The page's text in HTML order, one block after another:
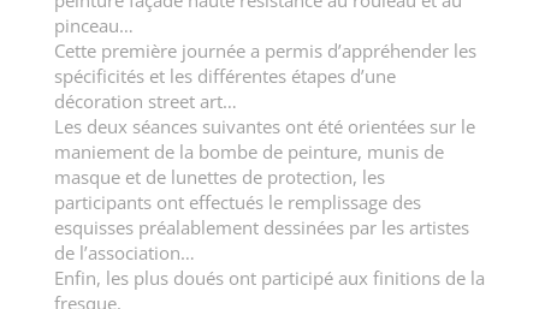
pinceau…
Cette première journée a permis d’appréhender les
spécificités et les différentes étapes d’une
décoration street art…
Les deux séances suivantes ont été orientées sur le
maniement de la bombe de peinture, munis de
masque et de lunettes de protection, les
participants ont effectués le remplissage des
esquisses préalablement dessinées par les artistes
de l’association…
Enfin, les plus doués ont participé aux finitions de la
fresque.